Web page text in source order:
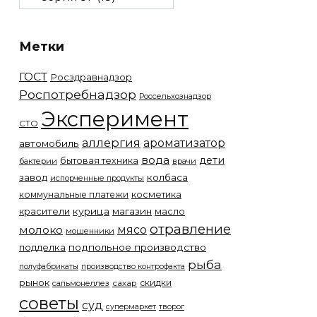
Метки
ГОСТ Росздравнадзор
Роспотребнадзор Россельхознадзор
СТО Эксперимент
автомобиль аллергия ароматизатор
бактерии бытовая техника вода врачи дети
завод испорченные продукты колбаса
коммунальные платежи косметика
красители курица магазин масло
молоко мошенники мясо отравление
подделка подпольное производство
полуфабрикаты производство контрофакта рыба
рынок сальмонеллез сахар скидки
советы суд супермаркет творог